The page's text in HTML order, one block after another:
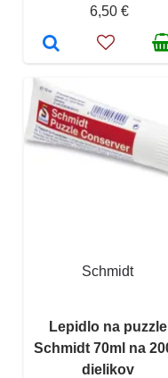
6,50 €
Schmidt
Lepidlo na puzzle
Schmidt 70ml na
dielikov